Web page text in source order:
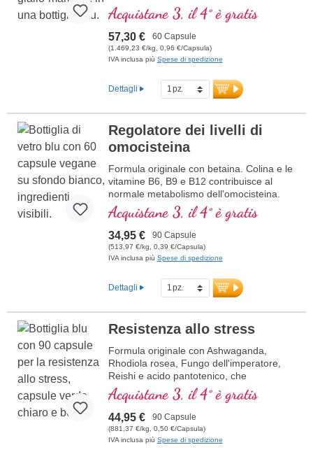
funzione normale della psiche
Acquistane 3, il 4° è gratis
57,30 € 60 Capsule
(1.469,23 €/kg, 0,96 €/Capsula)
IVA inclusa più Spese di spedizione
Dettagli
Regolatore dei livelli di
omocisteina
Formula originale con betaina. Colina e le
vitamine B6, B9 e B12 contribuisce al
normale metabolismo dell'omocisteina.
Betaina deve essere incluso con minimo
1,5 g di avere un effetto sui livelli di
omocisteina. Vitamine del gruppo B in
forma bioattiva
Acquistane 3, il 4° è gratis
34,95 € 90 Capsule
(513,97 €/kg, 0,39 €/Capsula)
IVA inclusa più Spese di spedizione
Dettagli
Resistenza allo stress
Formula originale con Ashwaganda,
Rhodiola rosea, Fungo dell'imperatore,
Reishi e acido pantotenico, che
contribuisce alla normale prestazioni
mentali. La vitamina E aiuta a proteggere
le cellule dallo stress ossidativo.
Acquistane 3, il 4° è gratis
44,95 € 90 Capsule
(881,37 €/kg, 0,50 €/Capsula)
IVA inclusa più Spese di spedizione